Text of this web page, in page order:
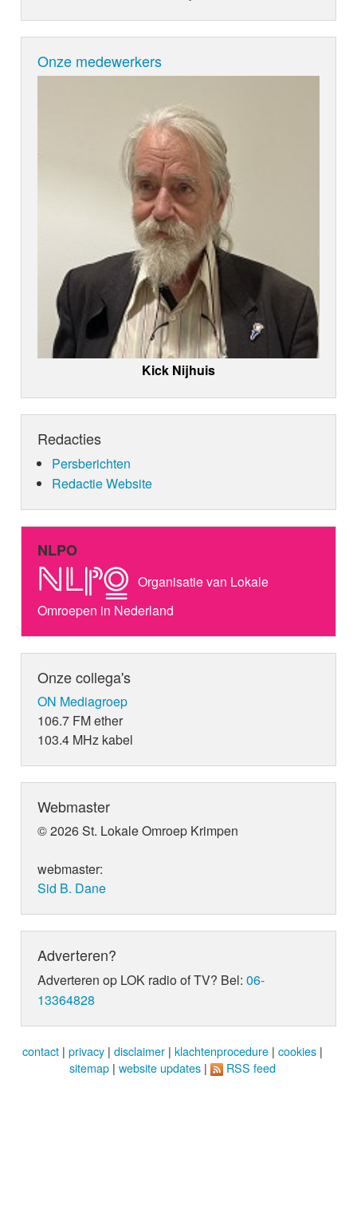
Onze medewerkers
Kick Nijhuis
Redacties
Persberichten
Redactie Website
NLPO
Organisatie van Lokale
Omroepen in Nederland
Onze collega's
ON Mediagroep
106.7 FM ether
103.4 MHz kabel
Webmaster
© 2026 St. Lokale Omroep Krimpen
webmaster:
Sid B. Dane
Adverteren?
Adverteren op LOK radio of TV? Bel:06-
13364828
contact | privacy | disclaimer | klachtenprocedure | cookies |
sitemap | website updates | RSS feed